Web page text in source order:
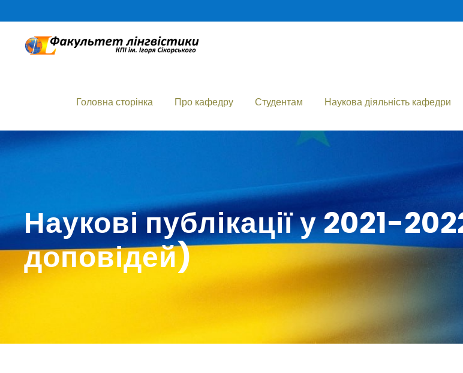
Головна сторінка Про кафедру Студентам Наукова діяльність кафедри
Наукові публікації у 2021-
доповідей)